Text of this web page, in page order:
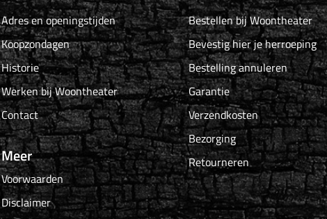
Adres en openingstijden
Koopzondagen
Historie
Werken bij Woontheater
Contact
Meer
Voorwaarden
Disclaimer
Bestellen bij Woontheater
Bevestig hier je herroeping
Bestelling annuleren
Garantie
Verzendkosten
Bezorging
Retourneren